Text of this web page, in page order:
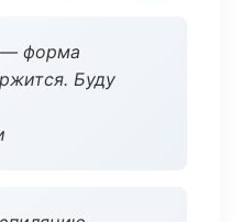
— форма
Буду